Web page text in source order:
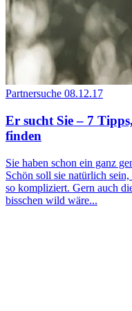
Partnersuche 08.12.17
Er sucht Sie – 7
finden
Sie haben schon ein ganz
Schön soll sie natürlich
so kompliziert. Gern auch
bisschen wild wäre...